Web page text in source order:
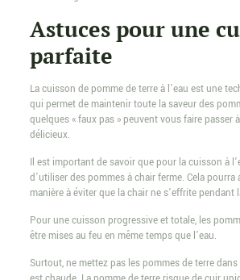
Astuces pour une
parfaite
La cuisson de pomme de terre à l’eau est une
qui permet de maintenir toute la saveur des
quelques « faux pas » peuvent vous faire passer
délicieux.
Il est important de savoir que pour la cuisson à
d’utiliser des pommes à chair ferme. Cela pourra
manière à éviter que la chair ne s’effrite pendant
Pour une cuisson progressive et totale, les
être mises au feu en même temps que l’eau.
Surtout, ne mettez pas les pommes de terre dans